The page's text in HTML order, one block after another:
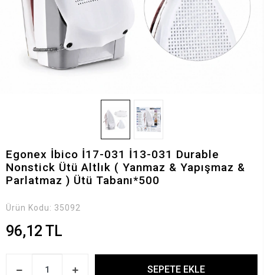
Egonex İbico İ17-031 İ13-031 Durable
Nonstick Ütü Altlık ( Yanmaz & Yapışmaz &
Parlatmaz ) Ütü Tabanı*500
Ürün Kodu: 35092
96,12 TL
SEPETE EKLE